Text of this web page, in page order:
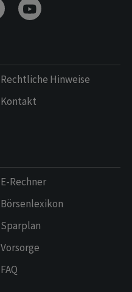
Rechtliche Hinweise
Kontakt
E-Rechner
Börsenlexikon
Sparplan
Vorsorge
FAQ